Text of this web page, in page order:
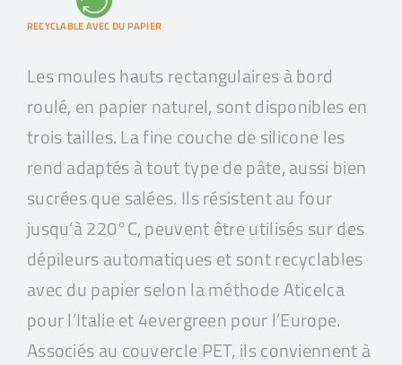
RECYCLABLE AVEC DU PAPIER
Les moules hauts rectangulaires à bord
roulé, en papier naturel, sont disponibles en
trois tailles. La fine couche de silicone les
rend adaptés à tout type de pâte, aussi bien
sucrées que salées. Ils résistent au four
jusqu’à 220°C, peuvent être utilisés sur des
dépileurs automatiques et sont recyclables
avec du papier selon la méthode Aticelca
pour l’Italie et 4evergreen pour l’Europe.
Associés au couvercle PET, ils conviennent à